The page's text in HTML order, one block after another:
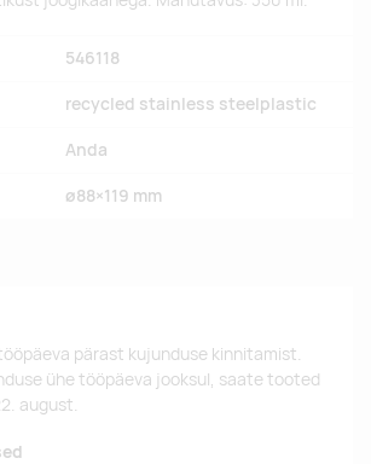
546118
recycled stainless steelplastic
Anda
ø88×119 mm
pärast kujunduse kinnitamist.
ühe tööpäeva jooksul, saate tooted
august.